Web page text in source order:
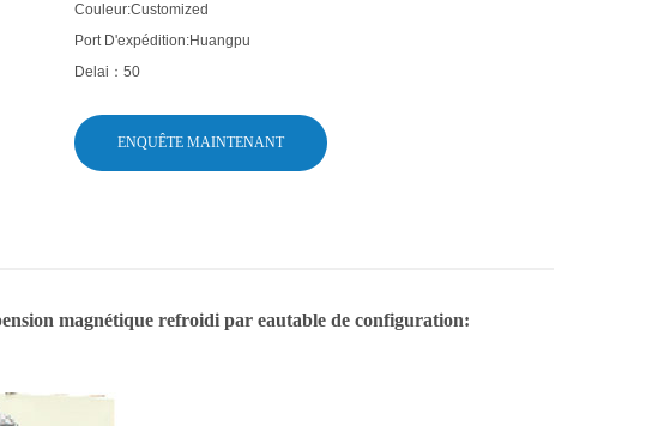
Couleur:Customized
Port D'expédition:Huangpu
Delai： 50
ENQUÊTE MAINTENANT
magnétique refroidi par eautable de configuration: